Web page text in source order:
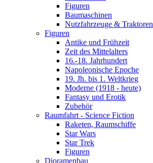
Figuren
Baumaschinen
Nutzfahrzeuge & Traktoren
Figuren
Antike und Frühzeit
Zeit des Mittelalters
16.-18. Jahrhundert
Napoleonische Epoche
19. Jh. bis 1. Weltkrieg
Moderne (1918 - heute)
Fantasy und Erotik
Zubehör
Raumfahrt - Science Fiction
Raketen, Raumschiffe
Star Wars
Star Trek
Figuren
Dioramenbau